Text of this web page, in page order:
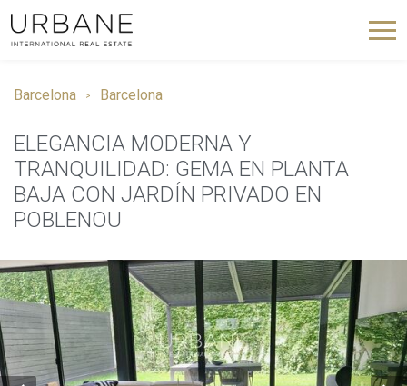
Barcelona Barcelona
ELEGANCIA MODERNA Y
TRANQUILIDAD: GEMA EN PLANTA
BAJA CON JARDÍN PRIVADO EN
POBLENOU